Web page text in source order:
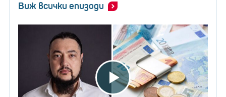
Виж всички епизоди